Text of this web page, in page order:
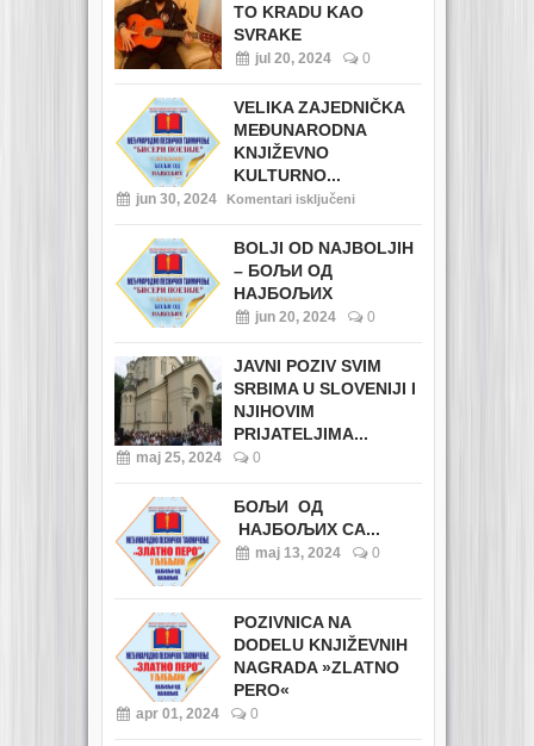
TO KRADU KAO
SVRAKE
jul 20, 2024 0
VELIKA ZAJEDNIČKA
MEĐUNARODNA
KNJIŽEVNO
KULTURNO...
jun 30, 2024 Komentari isključeni
BOLJI OD NAJBOLJIH
– БОЉИ ОД
НАЈБОЉИХ
jun 20, 2024 0
JAVNI POZIV SVIM
SRBIMA U SLOVENIJI I
NJIHOVIM
PRIJATELJIMA...
maj 25, 2024 0
БОЉИ ОД
НАЈБОЉИХ СА...
maj 13, 2024 0
POZIVNICA NA
DODELU KNJIŽEVNIH
NAGRADA »ZLATNO
PERO«
apr 01, 2024 0